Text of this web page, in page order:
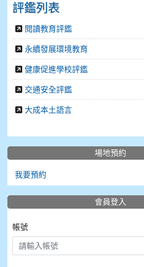
評鑑列表
閱讀教育評鑑
永續發展環境教育
健康促進學校評鑑
交通安全評鑑
大成本土語言
場地預約
我要預約
會員登入
帳號